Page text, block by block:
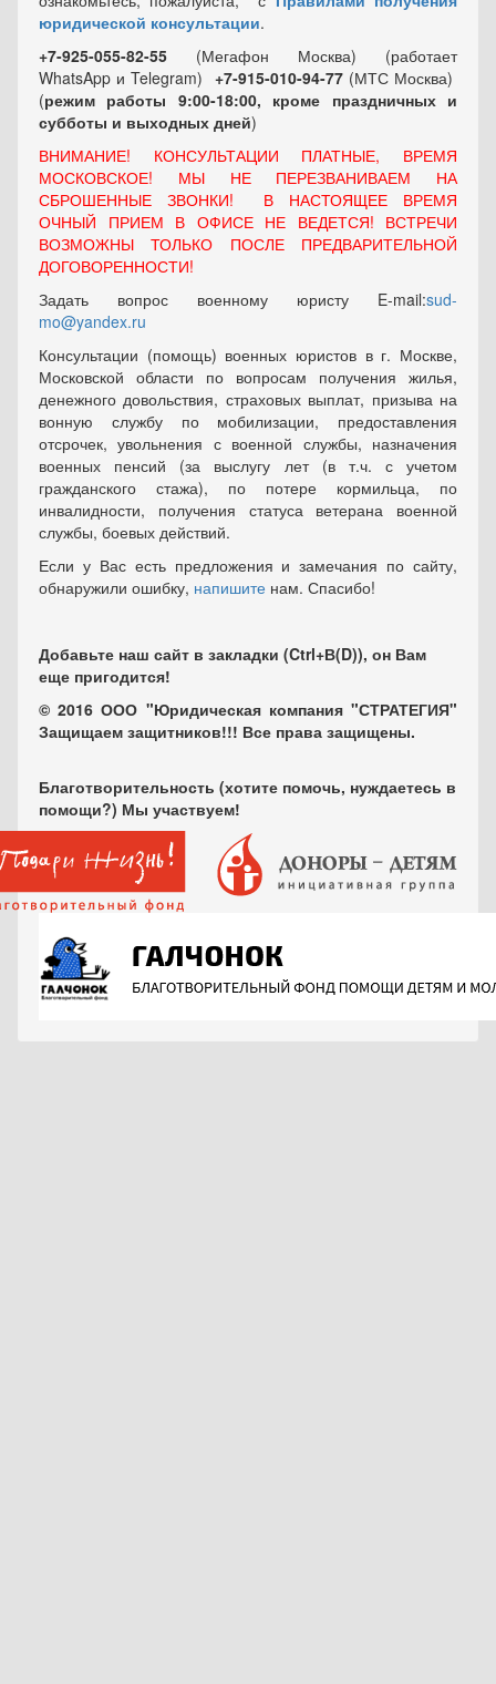
юридической консультации.
+7-925-055-82-55 (Мегафон Москва) (работает
WhatsApp и Telegram) +7-915-010-94-77 (МТС Москва)
(режим работы 9:00-18:00, кроме праздничных и
субботы и выходных дней)
ВНИМАНИЕ! КОНСУЛЬТАЦИИ ПЛАТНЫЕ, ВРЕМЯ
МОСКОВСКОЕ! МЫ НЕ ПЕРЕЗВАНИВАЕМ НА
СБРОШЕННЫЕ ЗВОНКИ! В НАСТОЯЩЕЕ ВРЕМЯ
ОЧНЫЙ ПРИЕМ В ОФИСЕ НЕ ВЕДЕТСЯ! ВСТРЕЧИ
ВОЗМОЖНЫ ТОЛЬКО ПОСЛЕ ПРЕДВАРИТЕЛЬНОЙ
ДОГОВОРЕННОСТИ!
Задать вопрос военному юристу E-mail:sud-
mo@yandex.ru
Консультации (помощь) военных юристов в г. Москве,
Московской области по вопросам получения жилья,
денежного довольствия, страховых выплат, призыва на
вонную службу по мобилизации, предоставления
отсрочек, увольнения с военной службы, назначения
военных пенсий (за выслугу лет (в т.ч. с учетом
гражданского стажа), по потере кормильца, по
инвалидности, получения статуса ветерана военной
службы, боевых действий.
Если у Вас есть предложения и замечания по сайту,
обнаружили ошибку, напишите нам. Спасибо!
Добавьте наш сайт в закладки (Ctrl+В(D)), он Вам
еще пригодится!
© 2016 ООО "Юридическая компания "СТРАТЕГИЯ"
Защищаем защитников!!! Все права защищены.
Благотворительность (хотите помочь, нуждаетесь в
помощи?) Мы участвуем!